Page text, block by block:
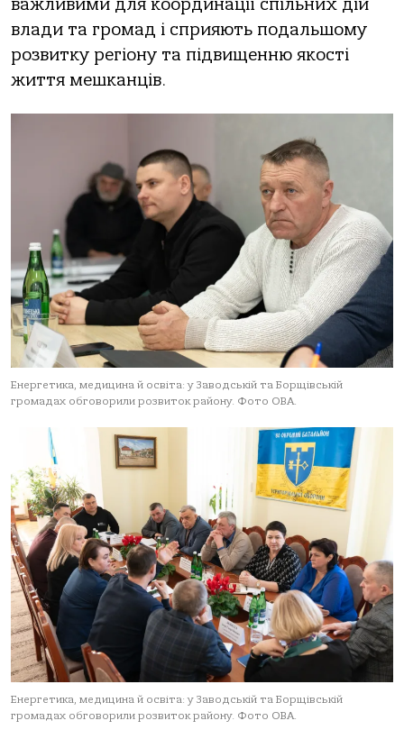
важливими для координації спільних дій
влади та громад і сприяють подальшому
розвитку регіону та підвищенню якості
життя мешканців.
Енергетика, медицина й освіта: у Заводській та Борщівській
громадах обговорили розвиток району. Фото ОВА.
Енергетика, медицина й освіта: у Заводській та Борщівській
громадах обговорили розвиток району. Фото ОВА.